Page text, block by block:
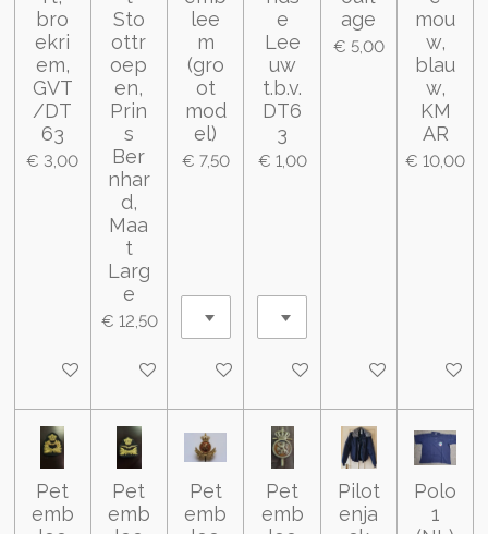
bro
ekri
em,
GVT
/DT
63
€ 3,00
In winkelwagen
Sto
ottr
oep
en,
Prin
s
Ber
nhar
d,
Maa
t
Larg
e
€ 12,50
In winkelwagen
lee
m
(gro
ot
mod
el)
€ 7,50
In winkelwagen
e
Lee
uw
t.b.v.
DT6
3
€ 1,00
In winkelwagen
age
€ 5,00
In winkelwagen
mou
w,
blau
w,
KM
AR
€ 10,00
In
Pet
emb
Pet
emb
Pet
emb
Pet
emb
Pilot
enja
Polo
1